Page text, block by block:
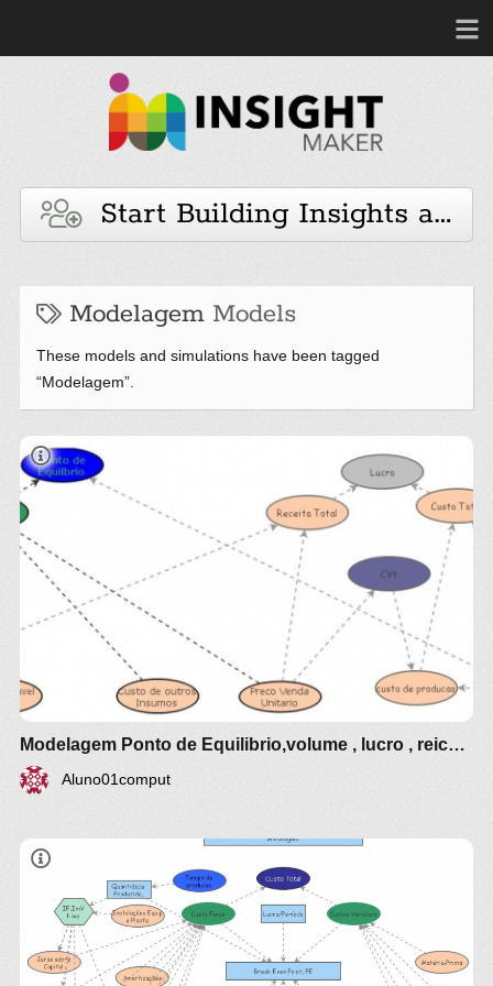
Start Building Insights and
Modelagem Models
These models and simulations have been tagged
“Modelagem”.
daos de miniempresa producao de leite artico
simulacao dinamicas
dinamica-de-sistemas.com/revista/dinamica-de-
sistemas-51.pdf
ModelagensPonto de equilíbrio , lucro , volume
producao
É o preço que iguala a quantidade ofertada e
demandada de um bem.
Graficamente é o ponto de encontro entre as
curvas de demanda e oferta.
Função custo total ,CT= CF + CVUx X onde C =
Custo, CF = Custo Fixo, CVU = Custo Variavel
mercadoria, como: transporte, matéria prima,
salário, impostos e contribuições. T
Toda a despesa avaliada na produção de uma
mercadoria é representada por uma função custo,
que relaciona o custo à quantidade de peças a
Modelagem Ponto de Equilibrio,volume , lucro , reiceitas e vendas
Aluno01comput